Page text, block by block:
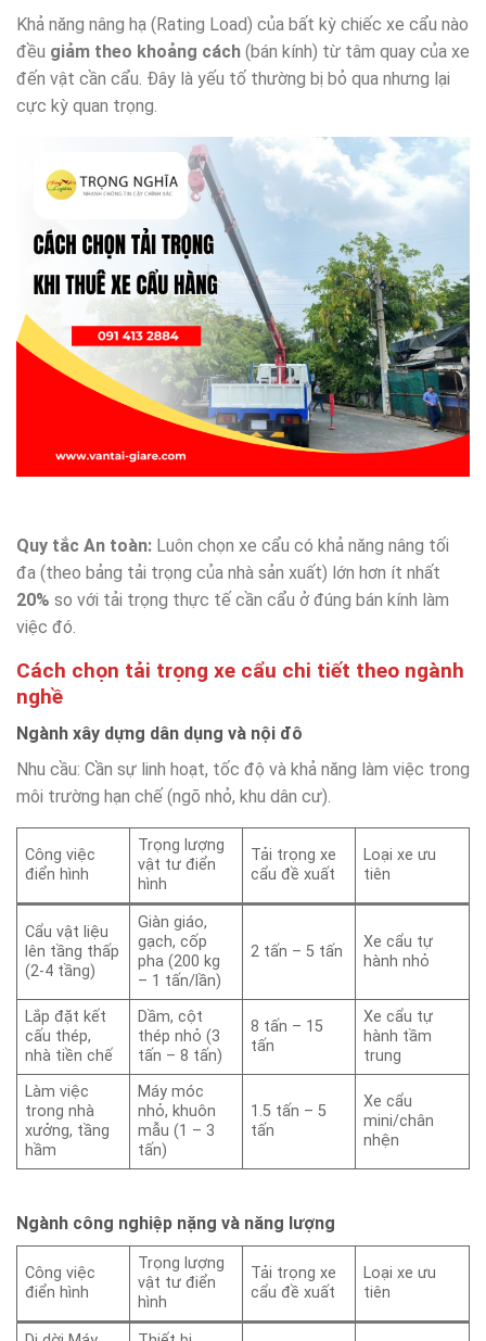
Khả năng nâng hạ (Rating Load) của bất kỳ chiếc xe cẩu nào
đều giảm theo khoảng cách (bán kính) từ tâm quay của xe
đến vật cần cẩu. Đây là yếu tố thường bị bỏ qua nhưng lại
cực kỳ quan trọng.
Quy tắc An toàn: Luôn chọn xe cẩu có khả năng nâng tối
đa (theo bảng tải trọng của nhà sản xuất) lớn hơn ít nhất
20% so với tải trọng thực tế cần cẩu ở đúng bán kính làm
việc đó.
Cách chọn tải trọng xe cẩu chi tiết theo ngành
nghề
Ngành xây dựng dân dụng và nội đô
Nhu cầu: Cần sự linh hoạt, tốc độ và khả năng làm việc trong
môi trường hạn chế (ngõ nhỏ, khu dân cư).
Công việc
điển hình
Trọng lượng
vật tư điển
hình
Tải trọng xe
cẩu đề xuất
Loại xe ưu
tiên
Cẩu vật liệu
lên tầng thấp
(2-4 tầng)
Giàn giáo,
gạch, cốp
pha (200 kg
– 1 tấn/lần)
2 tấn – 5 tấn
Xe cẩu tự
hành nhỏ
Lắp đặt kết
cấu thép,
nhà tiền chế
Dầm, cột
thép nhỏ (3
tấn – 8 tấn)
8 tấn – 15
tấn
Xe cẩu tự
hành tầm
trung
Làm việc
trong nhà
xưởng, tầng
hầm
Máy móc
nhỏ, khuôn
mẫu (1 – 3
tấn)
1.5 tấn – 5
tấn
Xe cẩu
mini/chân
nhện
Ngành công nghiệp nặng và năng lượng
Công việc
điển hình
Trọng lượng
vật tư điển
hình
Tải trọng xe
cẩu đề xuất
Loại xe ưu
tiên